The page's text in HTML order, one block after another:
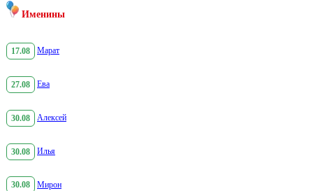
Именины
17.08 Марат
27.08 Ева
30.08 Алексей
30.08 Илья
30.08 Мирон